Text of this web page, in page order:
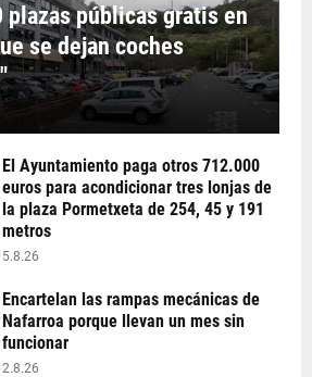
plazas públicas gratis en
se dejan coches
El Ayuntamiento paga otros 712.000
euros para acondicionar tres lonjas de
la plaza Pormetxeta de 254, 45 y 191
metros
5.8.26
Encartelan las rampas mecánicas de
Nafarroa porque llevan un mes sin
funcionar
2.8.26